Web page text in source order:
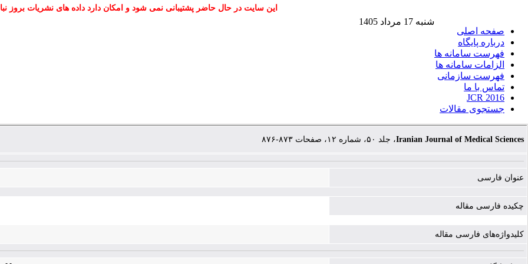
این سایت در حال حاضر پشتیبانی نمی شود و امکان دارد داده های نشریات بروز
صفحه اصلی
درباره پایگاه
فهرست سامانه ها
الزامات سامانه ها
فهرست سازمانی
تماس با ما
JCR 2016
جستجوی مقالات
شنبه 17 مرداد 1405
Iranian Journal of Medical Sciences، جلد ۵۰، شماره ۱۲، صفحات ۸۷۳-۸۷۶
عنوان فارسی
چکیده فارسی مقاله
کلیدواژه‌های فارسی مقاله